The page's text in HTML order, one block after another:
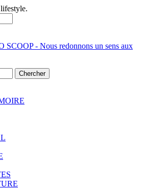
SCOOP - Nous redonnons un sens aux